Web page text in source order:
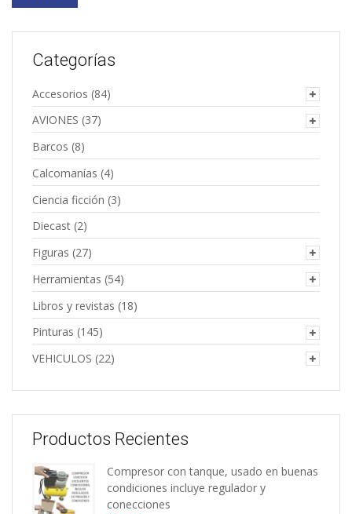
Categorías
Accesorios (84)
AVIONES (37)
Barcos (8)
Calcomanías (4)
Ciencia ficción (3)
Diecast (2)
Figuras (27)
Herramientas (54)
Libros y revistas (18)
Pinturas (145)
VEHICULOS (22)
Productos Recientes
Compresor con tanque, usado en buenas
condiciones incluye regulador y
conecciones